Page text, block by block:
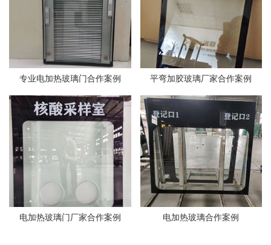
专业电加热玻璃门合作案例 平弯加胶玻璃厂家合作案例
电加热玻璃门厂家合作案例 电加热玻璃合作案例